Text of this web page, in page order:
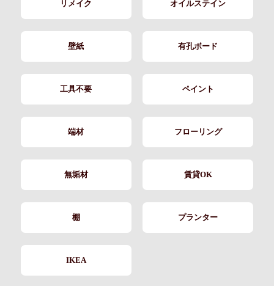
リメイク オイルステイン
壁紙 有孔ボード
工具不要 ペイント
端材 フローリング
無垢材 賃貸OK
棚 プランター
IKEA